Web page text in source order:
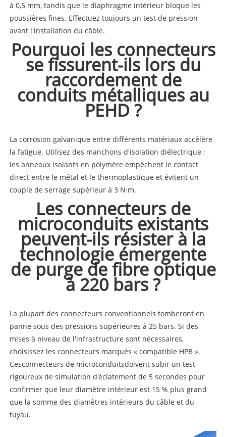
à 0,5 mm, tandis que le diaphragme intérieur bloque les
poussières fines. Effectuez toujours un test de pression
avant l'installation du câble.
Pourquoi les connecteurs
se fissurent-ils lors du
raccordement de
conduits métalliques au
PEHD ?
La corrosion galvanique entre différents matériaux accélère
la fatigue. Utilisez des manchons d'isolation diélectrique ;
les anneaux isolants en polymère empêchent le contact
direct entre le métal et le thermoplastique et évitent un
couple de serrage supérieur à 3 N·m.
Les connecteurs de
microconduits existants
peuvent-ils résister à la
technologie émergente
de purge de fibre optique
à 220 bars ?
La plupart des connecteurs conventionnels tomberont en
panne sous des pressions supérieures à 25 bars. Si des
mises à niveau de l'infrastructure sont nécessaires,
choisissez les connecteurs marqués « compatible HPB ».
Cesconnecteurs de microconduitsdoivent subir un test
rigoureux de simulation d'éclatement de 5 secondes pour
confirmer que leur diamètre intérieur est 15 % plus grand
que la somme des diamètres intérieurs du câble et du
tuyau.